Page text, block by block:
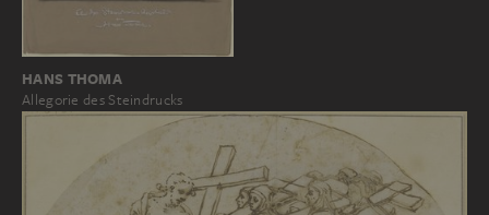
HANS THOMA
Allegorie des Steindrucks